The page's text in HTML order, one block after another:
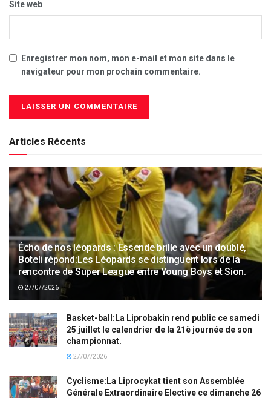
Site web
Enregistrer mon nom, mon e-mail et mon site dans le
navigateur pour mon prochain commentaire.
Articles Récents
Écho de nos léopards : Essende brille avec un doublé,
Boteli répond:Les Léopards se distinguent lors de la
rencontre de Super League entre Young Boys et Sion.
27/07/2026
Basket-ball:La Liprobakin rend public ce samedi
25 juillet le calendrier de la 21è journée de son
championnat.
27/07/2026
Cyclisme:La Liprocykat tient son Assemblée
Générale Extraordinaire Elective ce dimanche 26